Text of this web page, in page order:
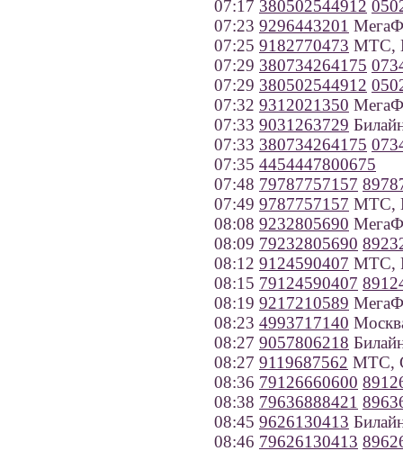
07:17 380502544912
07:23 9296443201
07:25 9182770473 МТС,
07:29 380734264175
07:29 380502544912
07:32 9312021350
07:33 9031263729
07:33 380734264175
07:35 4454447800675
07:48 79787757157
07:49 9787757157 МТС,
08:08 9232805690
08:09 79232805690
08:12 9124590407 МТС,
08:15 79124590407
08:19 9217210589
08:23 4993717140
08:27 9057806218
08:27 9119687562 МТС,
08:36 79126660600
08:38 79636888421
08:45 9626130413
08:46 79626130413